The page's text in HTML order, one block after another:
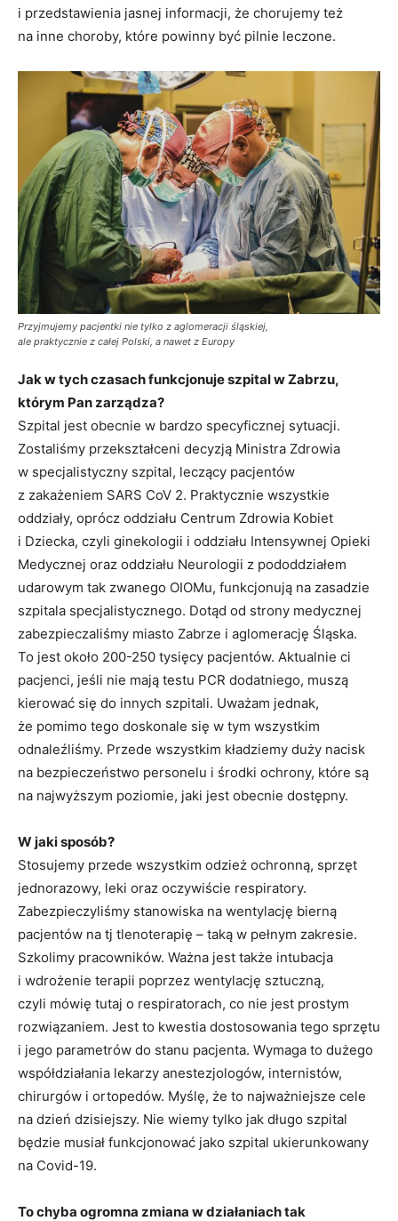
i przedstawienia jasnej informacji, że chorujemy też
na inne choroby, które powinny być pilnie leczone.
Przyjmujemy pacjentki nie tylko z aglomeracji śląskiej,
ale praktycznie z całej Polski, a nawet z Europy
Jak w tych czasach funkcjonuje szpital w Zabrzu,
którym Pan zarządza?
Szpital jest obecnie w bardzo specyficznej sytuacji.
Zostaliśmy przekształceni decyzją Ministra Zdrowia
w specjalistyczny szpital, leczący pacjentów
z zakażeniem SARS CoV 2. Praktycznie wszystkie
oddziały, oprócz oddziału Centrum Zdrowia Kobiet
i Dziecka, czyli ginekologii i oddziału Intensywnej Opieki
Medycznej oraz oddziału Neurologii z pododdziałem
udarowym tak zwanego OIOMu, funkcjonują na zasadzie
szpitala specjalistycznego. Dotąd od strony medycznej
zabezpieczaliśmy miasto Zabrze i aglomerację Śląska.
To jest około 200-250 tysięcy pacjentów. Aktualnie ci
pacjenci, jeśli nie mają testu PCR dodatniego, muszą
kierować się do innych szpitali. Uważam jednak,
że pomimo tego doskonale się w tym wszystkim
odnaleźliśmy. Przede wszystkim kładziemy duży nacisk
na bezpieczeństwo personelu i środki ochrony, które są
na najwyższym poziomie, jaki jest obecnie dostępny.
W jaki sposób?
Stosujemy przede wszystkim odzież ochronną, sprzęt
jednorazowy, leki oraz oczywiście respiratory.
Zabezpieczyliśmy stanowiska na wentylację bierną
pacjentów na tj tlenoterapię – taką w pełnym zakresie.
Szkolimy pracowników. Ważna jest także intubacja
i wdrożenie terapii poprzez wentylację sztuczną,
czyli mówię tutaj o respiratorach, co nie jest prostym
rozwiązaniem. Jest to kwestia dostosowania tego sprzętu
i jego parametrów do stanu pacjenta. Wymaga to dużego
współdziałania lekarzy anestezjologów, internistów,
chirurgów i ortopedów. Myślę, że to najważniejsze cele
na dzień dzisiejszy. Nie wiemy tylko jak długo szpital
będzie musiał funkcjonować jako szpital ukierunkowany
na Covid-19.
To chyba ogromna zmiana w działaniach tak